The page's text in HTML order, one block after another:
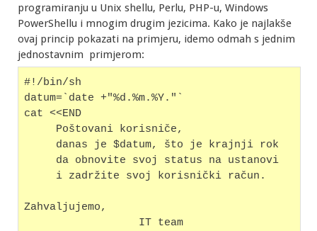
programiranju u Unix shellu, Perlu, PHP-u, Windows
PowerShellu i mnogim drugim jezicima. Kako je najlakše
ovaj princip pokazati na primjeru, idemo odmah s jednim
jednostavnim primjerom:
#!/bin/sh
datum=`date +"%d.%m.%Y."`
cat <<END
     Poštovani korisniče,
     danas je $datum, što je krajnji rok
     da obnovite svoj status na ustanovi
     i zadržite svoj korisnički račun.
Zahvaljujemo,
                  IT team